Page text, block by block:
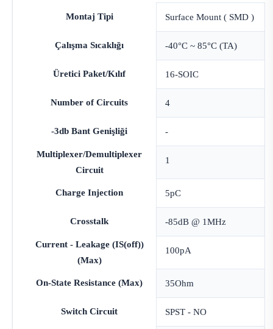
Montaj Tipi Surface Mount ( SMD )
Çalışma Sıcaklığı -40°C ~ 85°C (TA)
Üretici Paket/Kılıf 16-SOIC
Number of Circuits 4
-3db Bant Genişliği -
Multiplexer/Demultiplexer
Circuit
1
Charge Injection 5pC
Crosstalk -85dB @ 1MHz
Current - Leakage (IS(off))
(Max)
100pA
On-State Resistance (Max) 35Ohm
Switch Circuit SPST - NO